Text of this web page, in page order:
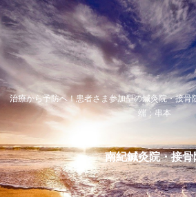
治療から予防へ！患者さま参加型の鍼灸院・接骨
端：串本
南紀鍼灸院・接骨